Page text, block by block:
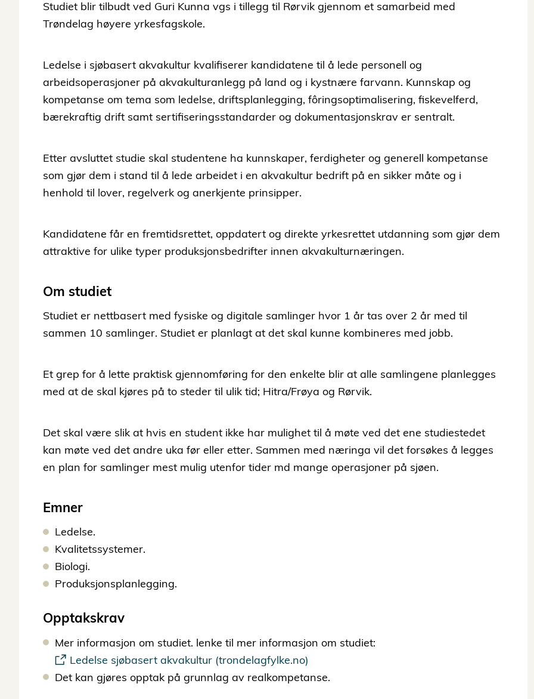
Studiet blir tilbudt ved Guri Kunna vgs i tillegg til Rørvik gjennom et samarbeid med
Trøndelag høyere yrkesfagskole.
Ledelse i sjøbasert akvakultur kvalifiserer kandidatene til å lede personell og
arbeidsoperasjoner på akvakulturanlegg på land og i kystnære farvann. Kunnskap og
kompetanse om tema som ledelse, driftsplanlegging, fôringsoptimalisering, fiskevelferd,
bærekraftig drift samt sertifiseringsstandarder og dokumentasjonskrav er sentralt.
Etter avsluttet studie skal studentene ha kunnskaper, ferdigheter og generell kompetanse
som gjør dem i stand til å lede arbeidet i en akvakultur bedrift på en sikker måte og i
henhold til lover, regelverk og anerkjente prinsipper.
Kandidatene får en fremtidsrettet, oppdatert og direkte yrkesrettet utdanning som gjør dem
attraktive for ulike typer produksjonsbedrifter innen akvakulturnæringen.
Om studiet
Studiet er nettbasert med fysiske og digitale samlinger hvor 1 år tas over 2 år med til
sammen 10 samlinger. Studiet er planlagt at det skal kunne kombineres med jobb.
Et grep for å lette praktisk gjennomføring for den enkelte blir at alle samlingene planlegges
med at de skal kjøres på to steder til ulik tid; Hitra/Frøya og Rørvik.
Det skal være slik at hvis en student ikke har mulighet til å møte ved det ene studiestedet
kan møte ved det andre uka før eller etter. Sammen med næringa vil det forsøkes å legges
en plan for samlinger mest mulig utenfor tider md mange operasjoner på sjøen.
Emner
Ledelse.
Kvalitetssystemer.
Biologi.
Produksjonsplanlegging.
Opptakskrav
Mer informasjon om studiet. lenke til mer informasjon om studiet:
Ledelse sjøbasert akvakultur (trondelagfylke.no)
Det kan gjøres opptak på grunnlag av realkompetanse.